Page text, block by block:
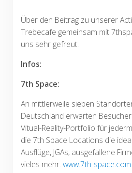
Über den Beitrag zu unserer
Trebecafe gemeinsam mit
uns sehr gefreut.
Infos:
7th Space:
An mittlerweile sieben
Deutschland erwarten
Vitual-Reality-Portfolio für
die 7th Space Locations die
Ausflüge, JGAs, ausgefallene
vieles mehr. www.7th-space.com